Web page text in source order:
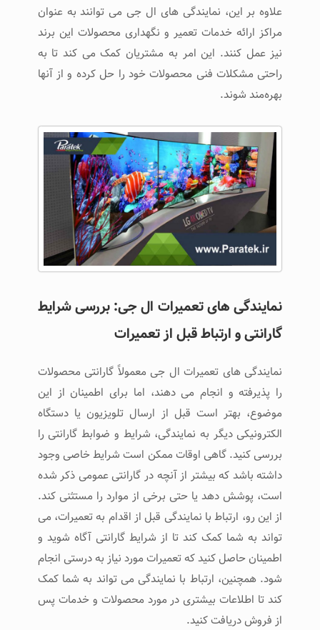
علاوه بر این، نمایندگی ‌های ال‌ جی می توانند به عنوان
مراکز ارائه خدمات تعمیر و نگهداری محصولات این برند
نیز عمل کنند. این امر به مشتریان کمک می کند تا به
راحتی مشکلات فنی محصولات خود را حل کرده و از آنها
بهره‌مند شوند.
نمایندگی های تعمیرات ال جی: بررسی شرایط
گارانتی و ارتباط قبل از تعمیرات
نمایندگی های تعمیرات ال جی معمولاً گارانتی محصولات
را پذیرفته و انجام می دهند، اما برای اطمینان از این
موضوع، بهتر است قبل از ارسال تلویزیون یا دستگاه
الکترونیکی دیگر به نمایندگی، شرایط و ضوابط گارانتی را
بررسی کنید. گاهی اوقات ممکن است شرایط خاصی وجود
داشته باشد که بیشتر از آنچه در گارانتی عمومی ذکر شده
است، پوشش دهد یا حتی برخی از موارد را مستثنی کند.
از این رو، ارتباط با نمایندگی قبل از اقدام به تعمیرات، می
تواند به شما کمک کند تا از شرایط گارانتی آگاه شوید و
اطمینان حاصل کنید که تعمیرات مورد نیاز به درستی انجام
شود. همچنین، ارتباط با نمایندگی می تواند به شما کمک
کند تا اطلاعات بیشتری در مورد محصولات و خدمات پس
از فروش دریافت کنید.